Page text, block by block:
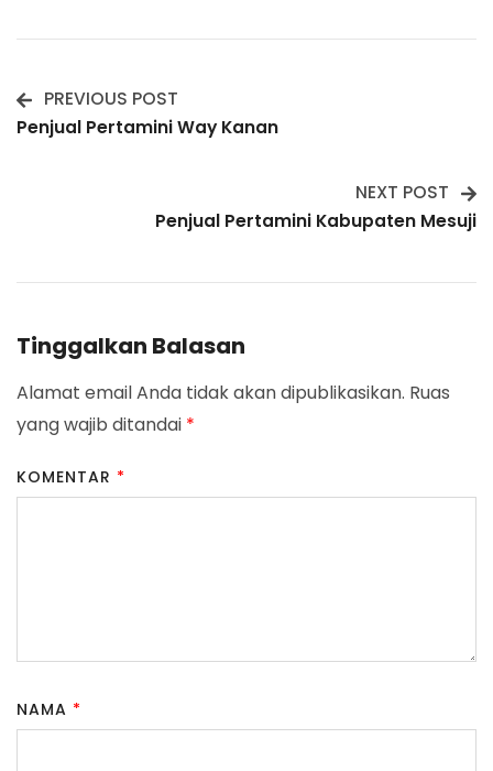
Post
PREVIOUS POST
Penjual Pertamini Way Kanan
NEXT POST
Penjual Pertamini Kabupaten Mesuji
Tinggalkan Balasan
Alamat email Anda tidak akan dipublikasikan. Ruas
yang wajib ditandai *
KOMENTAR *
NAMA *